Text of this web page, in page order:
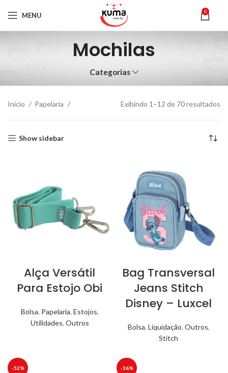
MENU 0
Mochilas
Categorias
Início Papelaria Exibindo 1–12 de 70 resultados
Show sidebar
Alça Versátil
Para Estojo Obi
Bolsa, Papelaria, Estojos,
Utilidades, Outros
Bag Transversal
Jeans Stitch
Disney – Luxcel
Bolsa, Liquidação, Outros,
Stitch
-52% -36%